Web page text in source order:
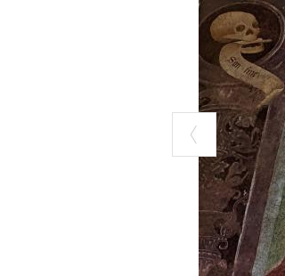
Se questo
sue varie